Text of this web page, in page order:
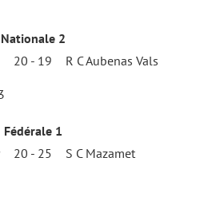
Nationale 2
20 - 19 R C Aubenas Vals
Fédérale 1
20 - 25 S C Mazamet